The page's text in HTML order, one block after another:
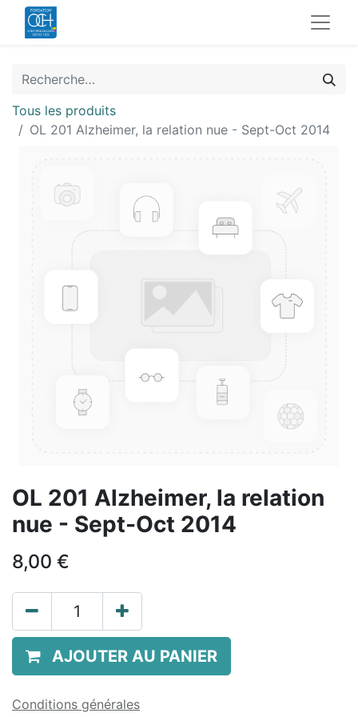
Tous les produits
OL 201 Alzheimer, la relation nue - Sept-Oct 2014
OL 201 Alzheimer, la relation
nue - Sept-Oct 2014
8,00 €
AJOUTER AU PANIER
Conditions générales